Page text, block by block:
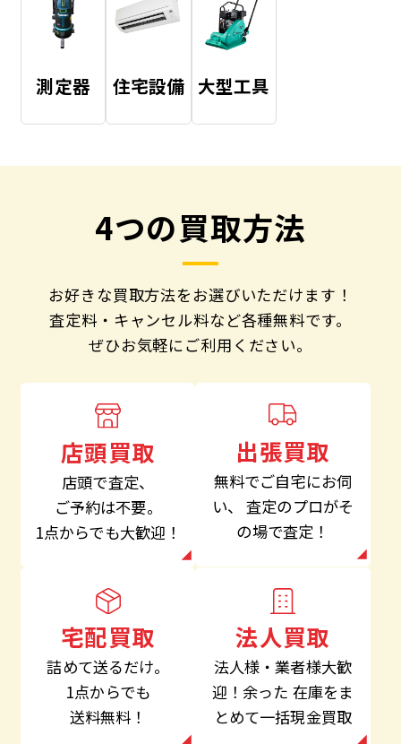
測定器 住宅設備 大型工具
4つの買取方法
お好きな買取方法をお選びいただけます！
査定料・キャンセル料など各種無料です。
ぜひお気軽にご利用ください。
店頭買取
店頭で査定、
ご予約は不要。
1点からでも大歓迎！
出張買取
無料でご自宅にお伺
い、 査定のプロがそ
の場で査定！
宅配買取
詰めて送るだけ。
1点からでも
送料無料！
法人買取
法人様・業者様大歓
迎！余った 在庫をま
とめて一括現金買取